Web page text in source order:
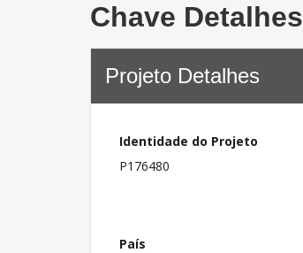
Chave Detalhes
Projeto Detalhes
Identidade do Projeto
P176480
País